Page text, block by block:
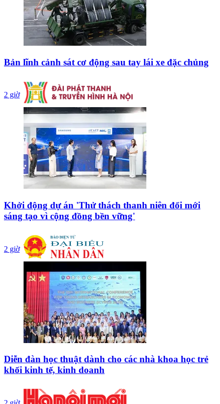
Bản lĩnh cảnh sát cơ động sau tay lái xe đặc chủng
2 giờ
Khởi động dự án 'Thử thách thanh niên đổi mới
sáng tạo vì cộng đồng bền vững'
2 giờ
Diễn đàn học thuật dành cho các nhà khoa học trẻ
khối kinh tế, kinh doanh